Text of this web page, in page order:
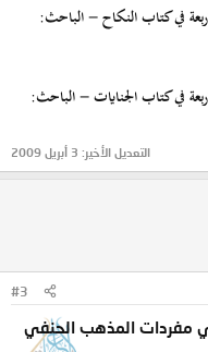
في كتاب النكاح - الباحث:
في كتاب الجنايات - الباحث:
التعديل الأخير: 3 أبريل 2009
#3
مفردات المذهب الحنفي